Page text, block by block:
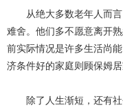
从绝大多数老年人而
难舍。他们多不愿意离开
前实际情况是许多生活尚
济条件好的家庭则顾保姆居
除了人生渐短，还有